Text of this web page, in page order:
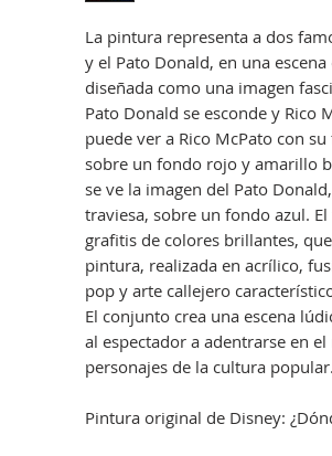
La pintura representa a dos
y el Pato Donald, en una
diseñada como una imagen
Pato Donald se esconde y Rico
puede ver a Rico McPato con
sobre un fondo rojo y amarillo
se ve la imagen del Pato
traviesa, sobre un fondo azul.
grafitis de colores brillantes,
pintura, realizada en acrílico,
pop y arte callejero
El conjunto crea una escena
al espectador a adentrarse en
personajes de la cultura popular.
Pintura original de Disney: